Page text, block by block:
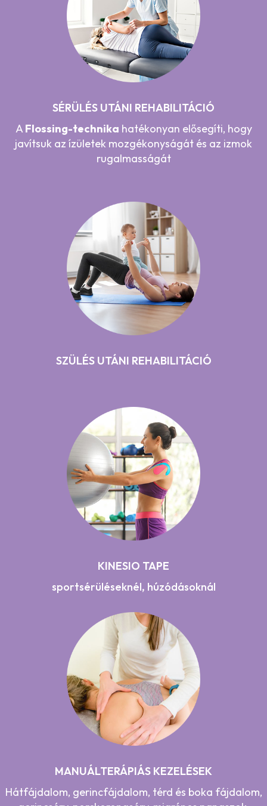
SÉRÜLÉS UTÁNI REHABILITÁCIÓ
AFlossing-technika hatékonyan elősegíti, hogy
javítsuk az ízületek mozgékonyságát és az izmok
rugalmasságát
SZÜLÉS UTÁNI REHABILITÁCIÓ
KINESIO TAPE
sportsérüléseknél, húzódásoknál
MANUÁLTERÁPIÁS KEZELÉSEK
Hátfájdalom, gerincfájdalom, térd és boka fájdalom,